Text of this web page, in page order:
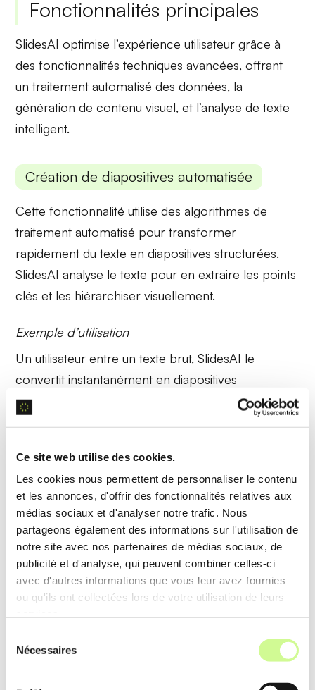
Ce site web utilise des cookies.
Les cookies nous permettent de personnaliser le contenu
et les annonces, d'offrir des fonctionnalités relatives aux
médias sociaux et d'analyser notre trafic. Nous
partageons également des informations sur l'utilisation de
notre site avec nos partenaires de médias sociaux, de
publicité et d'analyse, qui peuvent combiner celles-ci
avec d'autres informations que vous leur avez fournies
ou qu'ils ont collectées lors de votre utilisation de leurs
Nécessaires
Fonctionnalités principales
SlidesAI optimise l’expérience utilisateur grâce à
desfonctionnalités techniques avancées, offrant
un traitement automatisé des données, la
génération de contenu visuel, et l’analyse de texte
intelligent.
Création de diapositives automatisée
Cette fonctionnalité utilise desalgorithmes de
traitement automatisé pour transformer
rapidement du texte en diapositives structurées.
SlidesAI analyse le texte pour en extraire les points
clés et les hiérarchiser visuellement.
Exemple d’utilisation
Un utilisateur entre un texte brut, SlidesAI le
convertit instantanément endiapositives
organisées
, prêtent pour une présentation
SlidesAI propose une personnalisation dynamique
en ajustant automatiquement lescouleurset les
policesbasées sur despréréglagesou des
préférences définies par l’utilisateur, garantissant
une cohérence visuelle optimale.
En sélectionnant un thème de style, un utilisateur